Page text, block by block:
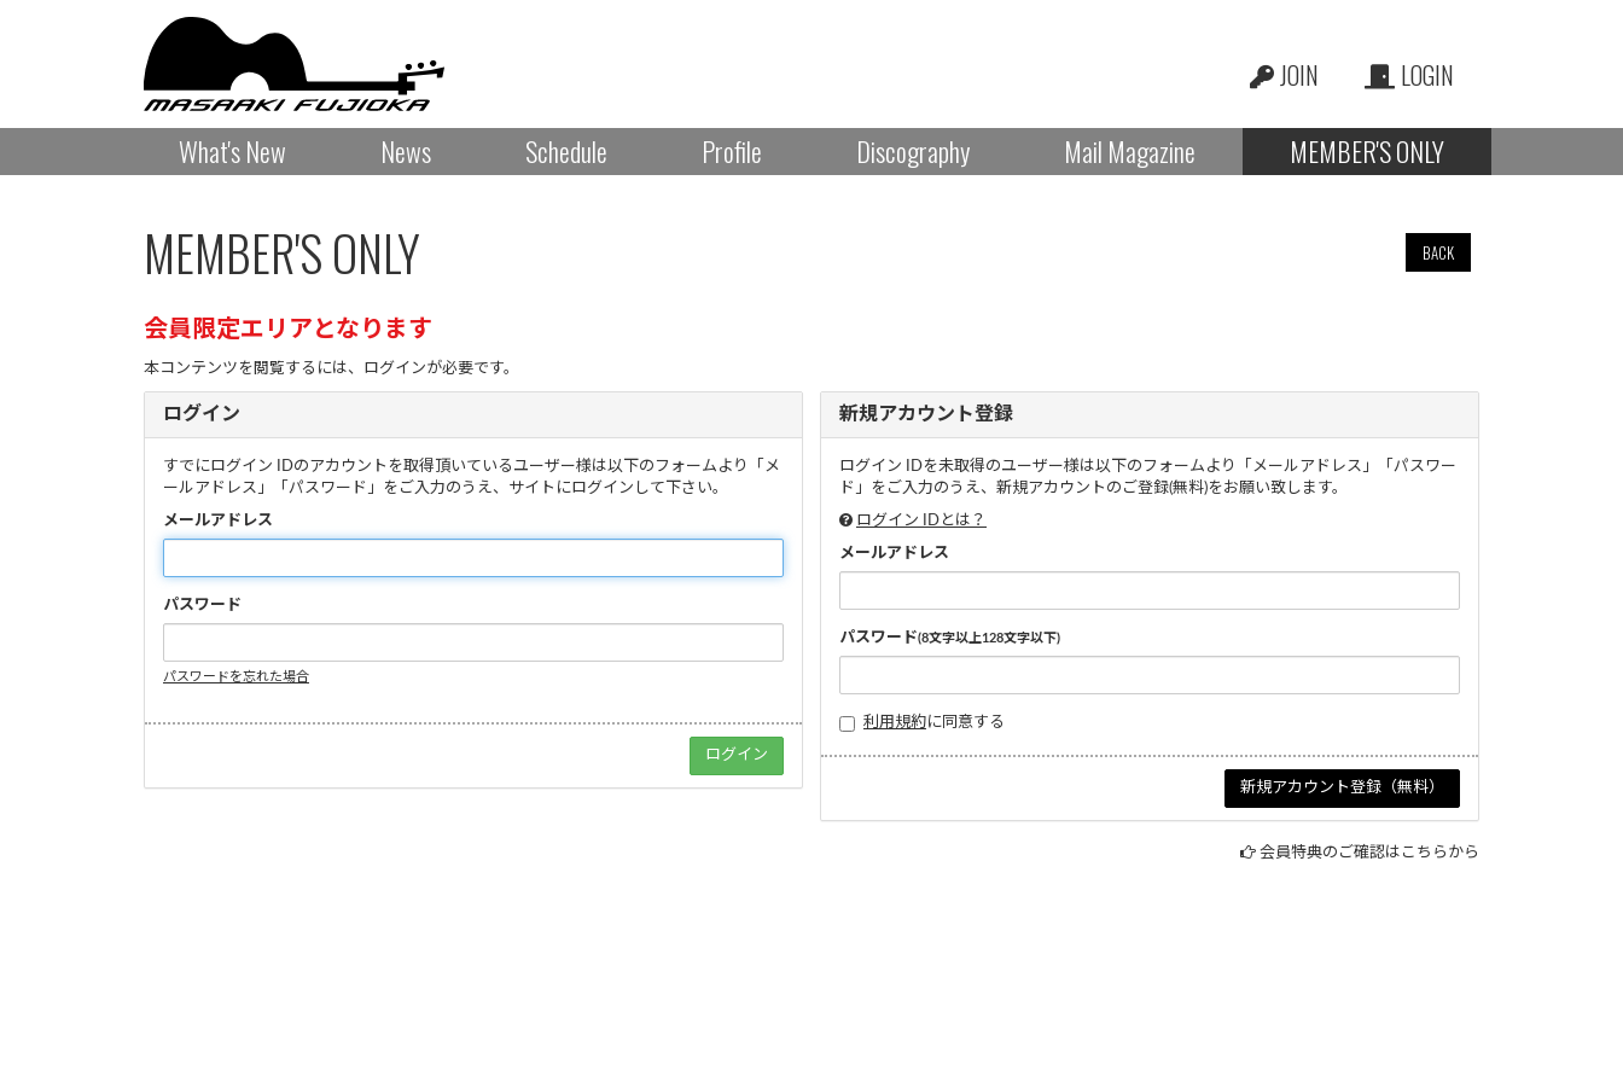
JOIN LOGIN
What's New News Schedule Profile Discography Mail Magazine MEMBER'S ONLY
MEMBER'S ONLY BACK
会員限定エリアとなります
本コンテンツを閲覧するには、ログインが必要です。
ログイン
すでにログイン IDのアカウントを取得頂いているユーザー様は以下のフォームより「メ
ールアドレス」「パスワード」をご入力のうえ、サイトにログインして下さい。
メールアドレス
パスワード
パスワードを忘れた場合
新規アカウント登録
ログイン IDを未取得のユーザー様は以下のフォームより「メールアドレス」「パスワー
ド」をご入力のうえ、新規アカウントのご登録(無料)をお願い致します。
ログイン IDとは？
メールアドレス
パスワード(8文字以上128文字以下)
利用規約に同意する
会員特典のご確認はこちらから